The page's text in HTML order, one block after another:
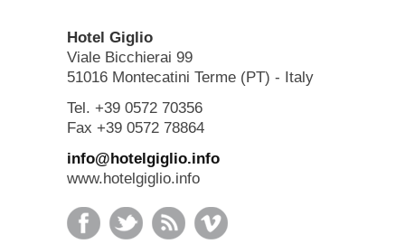
Hotel Giglio
Viale Bicchierai 99
51016 Montecatini Terme (PT) - Italy
Tel. +39 0572 70356
Fax +39 0572 78864
info@hotelgiglio.info
www.hotelgiglio.info